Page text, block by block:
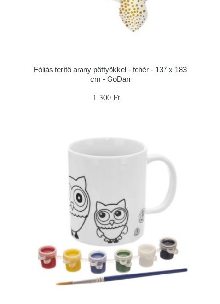
Fóliás terítő arany pöttyökkel - fehér - 137 x 183
cm - GoDan
1 300 Ft